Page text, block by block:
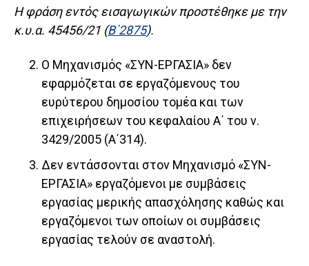
Η φράση εντός εισαγωγικών προστέθηκε με την
κ.υ.α. 45456/21 (Β΄2875).
Ο Μηχανισμός «ΣΥΝ-ΕΡΓΑΣΙΑ» δεν
εφαρμόζεται σε εργαζόμενους του
ευρύτερου δημοσίου τομέα και των
επιχειρήσεων του κεφαλαίου Α΄ του ν.
3429/2005 (Α΄314).
Δεν εντάσσονται στον Μηχανισμό «ΣΥΝ-
ΕΡΓΑΣΙΑ» εργαζόμενοι με συμβάσεις
εργασίας μερικής απασχόλησης καθώς και
εργαζόμενοι των οποίων οι συμβάσεις
εργασίας τελούν σε αναστολή.